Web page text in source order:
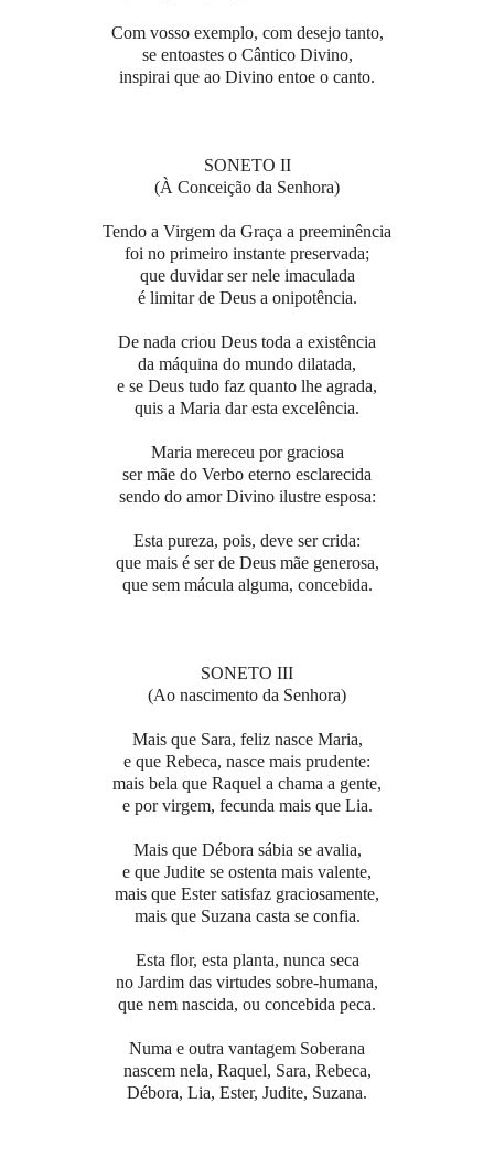
Com vosso exemplo, com desejo tanto,
se entoastes o Cântico Divino,
inspirai que ao Divino entoe o canto.
SONETO II
(À Conceição da Senhora)
Tendo a Virgem da Graça a preeminência
foi no primeiro instante preservada;
que duvidar ser nele imaculada
é limitar de Deus a onipotência.
De nada criou Deus toda a existência
da máquina do mundo dilatada,
e se Deus tudo faz quanto lhe agrada,
quis a Maria dar esta excelência.
Maria mereceu por graciosa
ser mãe do Verbo eterno esclarecida
sendo do amor Divino ilustre esposa:
Esta pureza, pois, deve ser crida:
que mais é ser de Deus mãe generosa,
que sem mácula alguma, concebida.
SONETO III
(Ao nascimento da Senhora)
Mais que Sara, feliz nasce Maria,
e que Rebeca, nasce mais prudente:
mais bela que Raquel a chama a gente,
e por virgem, fecunda mais que Lia.
Mais que Débora sábia se avalia,
e que Judite se ostenta mais valente,
mais que Ester satisfaz graciosamente,
mais que Suzana casta se confia.
Esta flor, esta planta, nunca seca
no Jardim das virtudes sobre-humana,
que nem nascida, ou concebida peca.
Numa e outra vantagem Soberana
nascem nela, Raquel, Sara, Rebeca,
Débora, Lia, Ester, Judite, Suzana.